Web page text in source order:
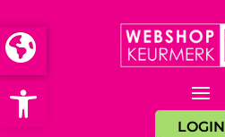
Open toolbar
LOGIN